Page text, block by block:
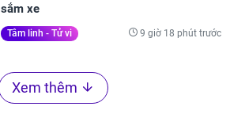
sắm xe
Tâm linh - Tử vi 9 giờ 18 phút trước
Xem thêm